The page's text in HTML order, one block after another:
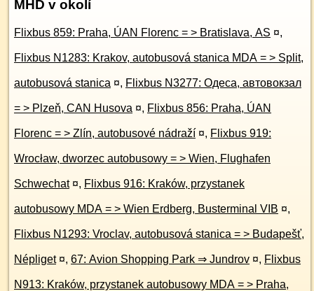
MHD v okolí
Flixbus 859: Praha, ÚAN Florenc = > Bratislava, AS ¤,
Flixbus N1283: Krakov, autobusová stanica MDA = > Split,
autobusová stanica ¤, Flixbus N3277: Одеса, автовокзал
= > Plzeň, CAN Husova ¤, Flixbus 856: Praha, ÚAN
Florenc = > Zlín, autobusové nádraží ¤, Flixbus 919:
Wrocław, dworzec autobusowy = > Wien, Flughafen
Schwechat ¤, Flixbus 916: Kraków, przystanek
autobusowy MDA = > Wien Erdberg, Busterminal VIB ¤,
Flixbus N1293: Vroclav, autobusová stanica = > Budapešť,
Népliget ¤, 67: Avion Shopping Park ⇒ Jundrov ¤, Flixbus
N913: Kraków, przystanek autobusowy MDA = > Praha,